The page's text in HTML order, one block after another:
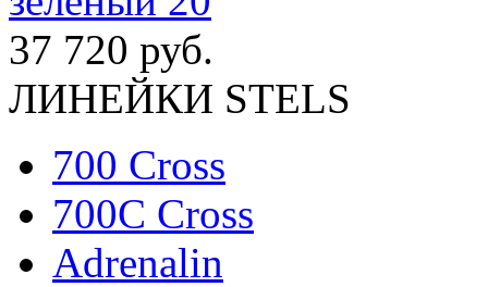
37 720 руб.
ЛИНЕЙКИ STELS
700 Cross
700C Cross
Adrenalin